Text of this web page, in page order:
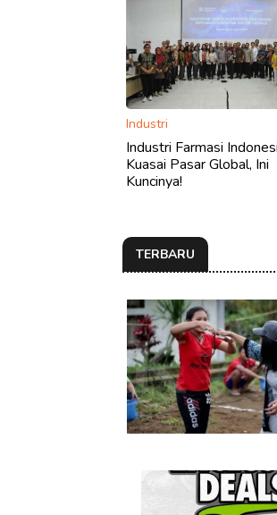
Industri
Industri Farmasi
Kuasai Pasar Global, Ini
Kuncinya!
TERBARU